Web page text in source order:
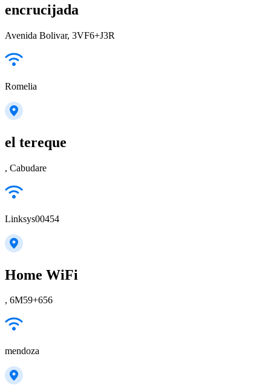
encrucijada
Avenida Bolivar, 3VF6+J3R
Romelia
el tereque
, Cabudare
Linksys00454
Home WiFi
, 6M59+656
mendoza